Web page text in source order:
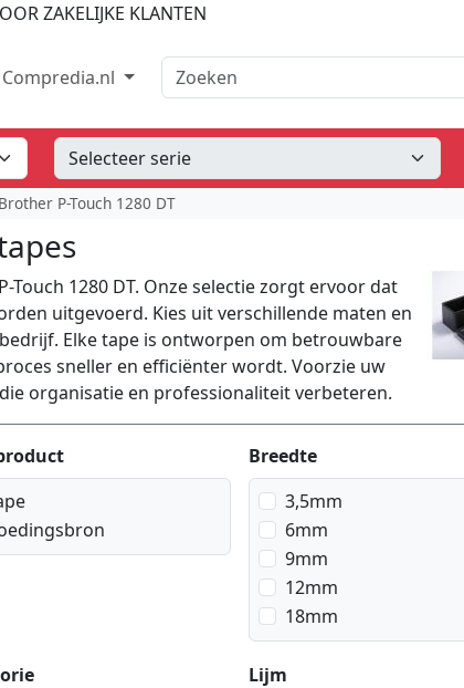
ZAKELIJKE KLANTEN
Compredia.nl Zoeken
Brother P-Touch 1280 DT
1280 DT. Onze selectie zorgt ervoor dat
uitgevoerd. Kies uit verschillende maten en
Elke tape is ontworpen om betrouwbare
sneller en efficiënter wordt. Voorzie uw
organisatie en professionaliteit verbeteren.
Breedte
3,5mm
6mm
9mm
12mm
18mm
Lijm